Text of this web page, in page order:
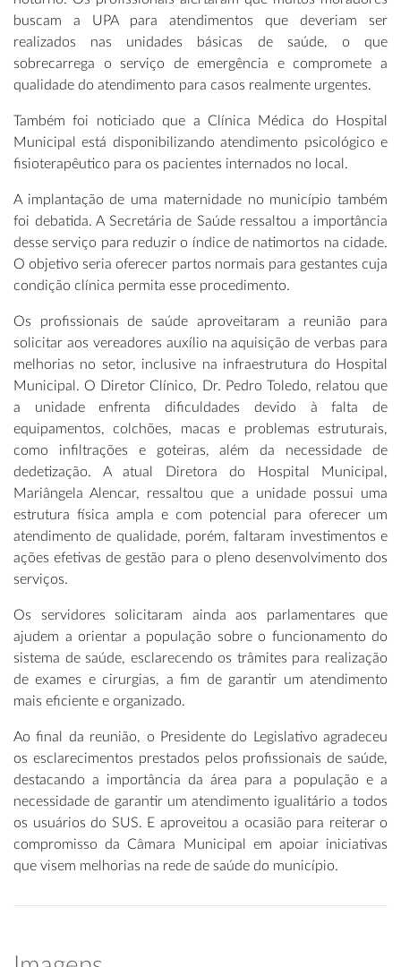
buscam a UPA para atendimentos que deveriam ser
realizados nas unidades básicas de saúde, o que
sobrecarrega o serviço de emergência e compromete a
qualidade do atendimento para casos realmente urgentes.
Também foi noticiadoque a Clínica Médica do Hospital
Municipal está disponibilizando atendimento psicológico e
fisioterapêutico para os pacientes internados no local.
A implantação de uma maternidade no município também
foi debatida. A Secretária de Saúde ressaltou a importância
desse serviço para reduzir o índice de natimortos na cidade.
O objetivo seria oferecer partos normais para gestantes cuja
condição clínica permita esse procedimento.
Os profissionais de saúde aproveitaram a reunião para
solicitar aos vereadores auxílio na aquisição de verbas para
melhorias no setor, inclusive na infraestrutura do Hospital
Municipal. O Diretor Clínico, Dr. Pedro Toledo, relatou que
a unidade enfrenta dificuldades devido à falta de
equipamentos, colchões, macas e problemas estruturais,
como infiltrações e goteiras, além da necessidade de
dedetização. A atual Diretora do Hospital Municipal,
Mariângela Alencar, ressaltou que a unidade possui uma
estrutura física ampla e com potencial para oferecer um
atendimento de qualidade, porém, faltaram investimentos e
ações efetivas de gestão para o pleno desenvolvimento dos
serviços.
Os servidores solicitaram ainda aos parlamentares que
ajudem a orientar a população sobre o funcionamento do
sistema de saúde, esclarecendo os trâmites para realização
de exames e cirurgias, a fim de garantir um atendimento
mais eficiente e organizado.
Ao final da reunião, o Presidente do Legislativo agradeceu
os esclarecimentos prestados pelos profissionais de saúde,
destacando a importância da área para a população e a
necessidade de garantir um atendimento igualitário a todos
os usuários do SUS. E aproveitou a ocasião para reiterar o
compromisso da Câmara Municipal em apoiar iniciativas
que visem melhorias na rede de saúde do município.